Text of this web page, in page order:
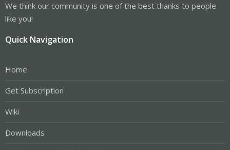
We think our community is one of the best thanks to people
like you!
Quick Navigation
Home
Get Subscription
Wiki
Downloads